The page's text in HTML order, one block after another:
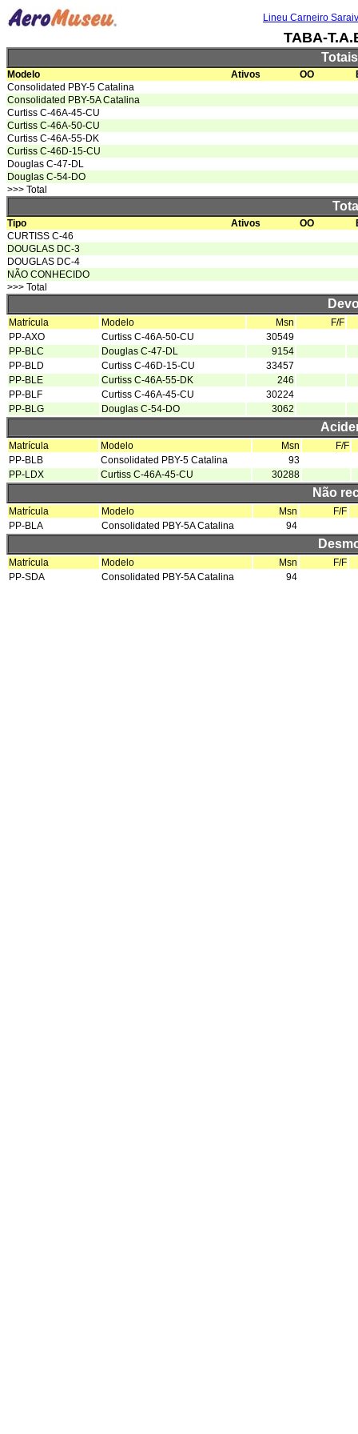
Lineu Carneiro
TABA-
Modelo Ativos OO
Consolidated PBY-5 Catalina
Consolidated PBY-5A Catalina
Curtiss C-46A-45-CU
Curtiss C-46A-50-CU
Curtiss C-46A-55-DK
Curtiss C-46D-15-CU
Douglas C-47-DL
Douglas C-54-DO
>>> Total
Tipo Ativos OO
CURTISS C-46
DOUGLAS DC-3
DOUGLAS DC-4
NÃO CONHECIDO
>>> Total
Matrícula Modelo Msn
F/F
PP-AXO
Curtiss C-46A-50-CU
30549
PP-BLC
Douglas C-47-DL
9154
PP-BLD
Curtiss C-46D-15-CU
33457
PP-BLE
Curtiss C-46A-55-DK
246
PP-BLF
Curtiss C-46A-45-CU
30224
PP-BLG
Douglas C-54-DO 3062
Matrícula Modelo Msn
F/F
PP-BLB
Consolidated PBY-5 Catalina
93
PP-LDX
Curtiss C-46A-45-CU 30288
Não
Matrícula Modelo Msn
F/F
PP-BLA
Consolidated PBY-5A Catalina 94
Matrícula Modelo Msn
F/F
PP-SDA
Consolidated PBY-5A Catalina 94